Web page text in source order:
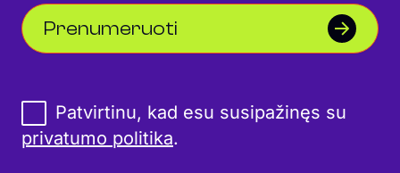
Prenumeruoti
Patvirtinu, kad esu susipažinęs su
privatumo politika.